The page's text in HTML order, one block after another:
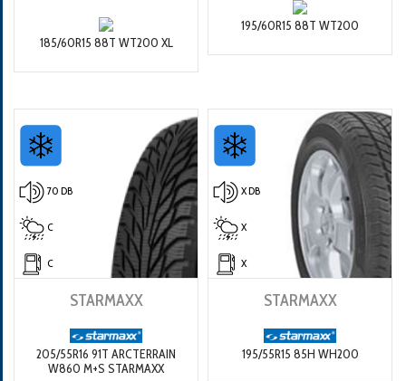
185/60R15 88T WT200 XL
195/60R15 88T WT200
70 DB
C
C
STARMAXX
205/55R16 91T ARCTERRAIN
W860 M+S STARMAXX
X DB
X
X
STARMAXX
195/55R15 85H WH200